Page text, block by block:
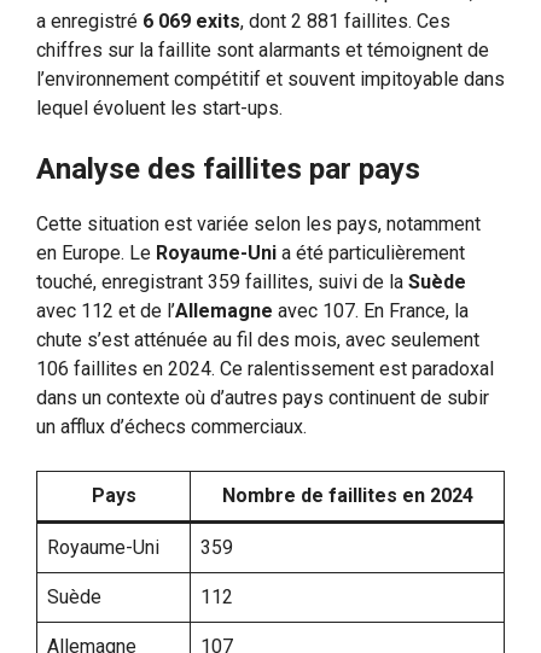
a enregistré 6 069 exits, dont 2 881 faillites. Ces
chiffres sur la faillite sont alarmants et témoignent de
l’environnement compétitif et souvent impitoyable dans
lequel évoluent les start-ups.
Analyse des faillites par pays
Cette situation est variée selon les pays, notamment
en Europe. Le Royaume-Uni a été particulièrement
touché, enregistrant 359 faillites, suivi de la Suède
avec 112 et de l’Allemagne avec 107. En France, la
chute s’est atténuée au fil des mois, avec seulement
106 faillites en 2024. Ce ralentissement est paradoxal
dans un contexte où d’autres pays continuent de subir
un afflux d’échecs commerciaux.
Pays Nombre de faillites en 2024
Royaume-Uni 359
Suède 112
Allemagne 107